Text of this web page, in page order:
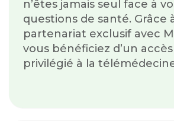
n’êtes jamais seul face à
questions de santé. Grâce
partenariat exclusif avec
vous bénéficiez d’un accès
privilégié à la